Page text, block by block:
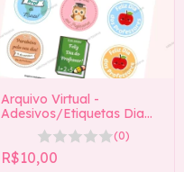
Arquivo Virtual -
Adesivos/Etiquetas Dia
dos Professores
(0)
R$10,00